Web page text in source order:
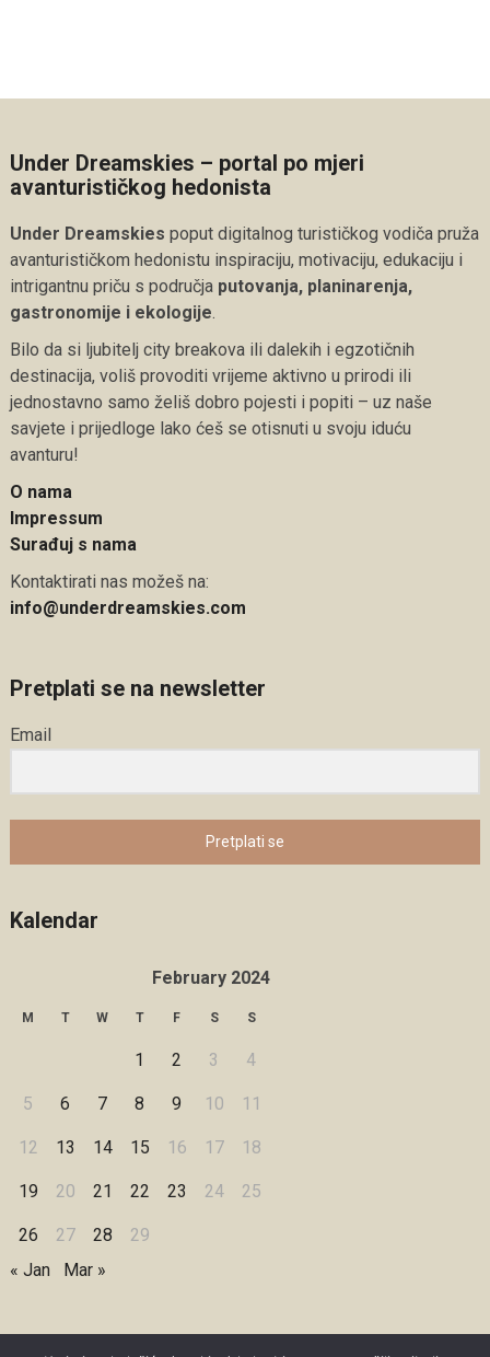
Under Dreamskies – portal po mjeri
avanturističkog hedonista
Under Dreamskies poput digitalnog turističkog vodiča pruža
avanturističkom hedonistu inspiraciju, motivaciju, edukaciju i
intrigantnu priču s područja putovanja, planinarenja,
gastronomije i ekologije.
Bilo da si ljubitelj city breakova ili dalekih i egzotičnih
destinacija, voliš provoditi vrijeme aktivno u prirodi ili
jednostavno samo želiš dobro pojesti i popiti – uz naše
savjete i prijedloge lako ćeš se otisnuti u svoju iduću
avanturu!
O nama
Impressum
Surađuj s nama
Kontaktirati nas možeš na:
info@underdreamskies.com
Pretplati se na newsletter
Email
Pretplati se
Kalendar
February 2024
M T W T F S S
1 2 3 4
5 6 7 8 9 10 11
12 13 14 15 16 17 18
19 20 21 22 23 24 25
26 27 28
29
« Jan
Mar »